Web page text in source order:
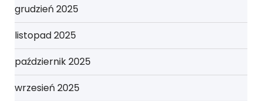
grudzień 2025
listopad 2025
październik 2025
wrzesień 2025